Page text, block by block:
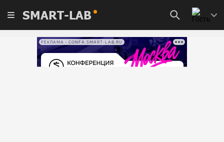
SMART-LAB
РЕКЛАМА • CONFA.SMART-LAB.RU